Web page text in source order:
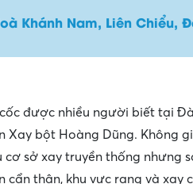
Khánh Nam, Liên Chiểu,
được nhiều người biết tại
Xay bột Hoàng Dũng. Không
sở xay truyền thống nhưng
thận, khu vực rang và xay